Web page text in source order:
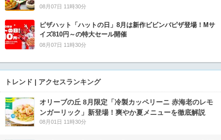
08月07日 11時30分
ピザハット「ハットの日」8月は新作ビビンバピザ登場！Mサ
イズ810円～の特大セール開催
08月07日 11時30分
トレンド | アクセスランキング
オリーブの丘 8月限定「冷製カッペリーニ 赤海老のレモ
ンガーリック」新登場！爽やか夏メニューを徹底解説
08月01日 11時30分